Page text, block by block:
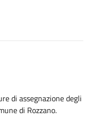
di assegnazione degli
di Rozzano.